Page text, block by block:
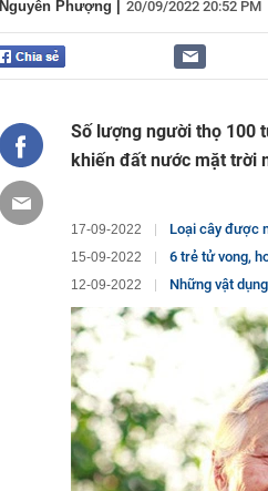
Nguyễn Phượng 20/09/2022 20:52 PM
Số lượng người thọ 100
khiến đất nước mặt trời
17-09-2022 Loại cây được
15-09-2022 6 trẻ tử vong,
12-09-2022 Những vật